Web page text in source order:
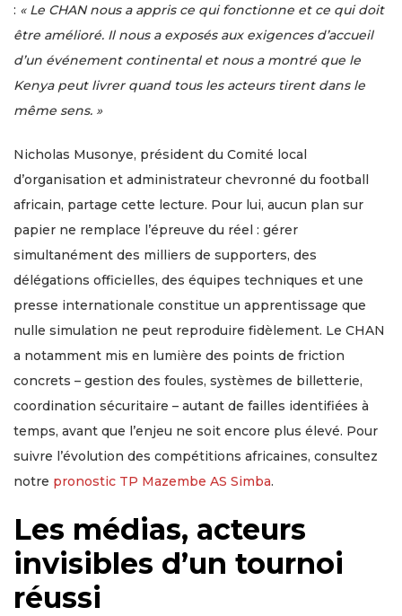
: « Le CHAN nous a appris ce qui fonctionne et ce qui doit
être amélioré. Il nous a exposés aux exigences d’accueil
d’un événement continental et nous a montré que le
Kenya peut livrer quand tous les acteurs tirent dans le
même sens. »
Nicholas Musonye, président du Comité local
d’organisation et administrateur chevronné du football
africain, partage cette lecture. Pour lui, aucun plan sur
papier ne remplace l’épreuve du réel : gérer
simultanément des milliers de supporters, des
délégations officielles, des équipes techniques et une
presse internationale constitue un apprentissage que
nulle simulation ne peut reproduire fidèlement. Le CHAN
a notamment mis en lumière des points de friction
concrets – gestion des foules, systèmes de billetterie,
coordination sécuritaire – autant de failles identifiées à
temps, avant que l’enjeu ne soit encore plus élevé. Pour
suivre l’évolution des compétitions africaines, consultez
notre pronostic TP Mazembe AS Simba.
Les médias, acteurs
invisibles d’un tournoi
réussi